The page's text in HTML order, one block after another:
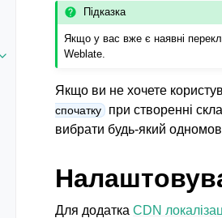
Toggle navigation of Підтримувані
Підказка
Якщо у вас вже є наявні
Weblate.
Якщо ви не хочете
спочатку
при створенні
вибрати будь-який
Для додатка CDN